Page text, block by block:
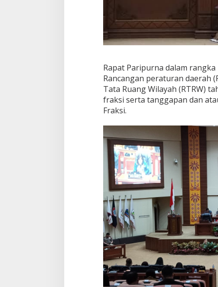
n
u
s
Rapat Paripurna dalam
Rancangan peraturan daerah
Tata Ruang Wilayah (RTRW)
fraksi serta tanggapan dan
Fraksi.